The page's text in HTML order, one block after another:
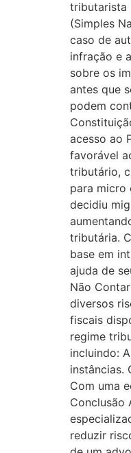
tributarista
(Simples
caso de
infração e
sobre os
antes que
podem
acesso ao
favorável
tributário,
para micro
decidiu
tributária.
base em
ajuda de
Não
diversos
fiscais
regime
incluindo:
instâncias.
Com uma
Conclusão
reduzir